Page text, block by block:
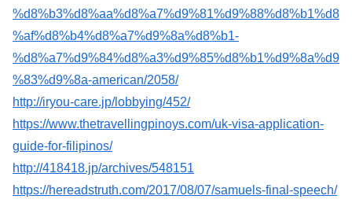
%d8%b3%d8%aa%d8%a7%d9%81%d9%88%d8%b1%d8
%af%d8%b4%d8%a7%d9%8a%d8%b1-
%d8%a7%d9%84%d8%a3%d9%85%d8%b1%d9%8a%d9
%83%d9%8a-american/2058/
http://iryou-care.jp/lobbying/452/
https://www.thetravellingpinoys.com/uk-visa-application-
guide-for-filipinos/
http://418418.jp/archives/548151
https://hereadstruth.com/2017/08/07/samuels-final-speech/